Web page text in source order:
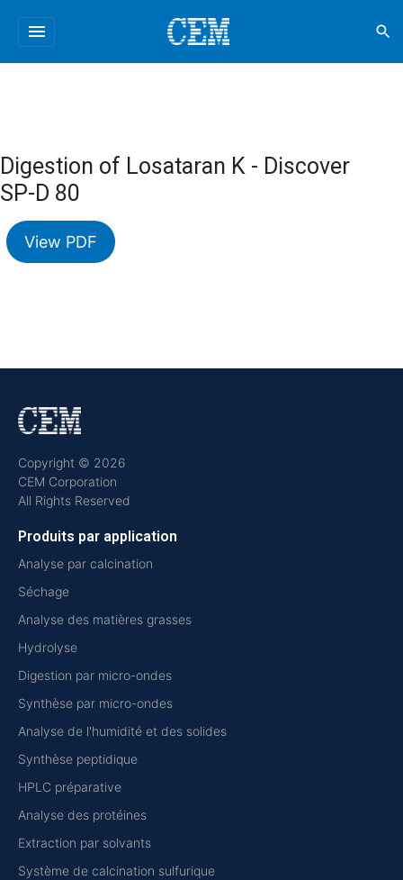
menu search
Digestion of Losataran K - Discover
SP-D 80
View PDF
Copyright © 2026
CEM Corporation
All Rights Reserved
Produits par application
Analyse par calcination
Séchage
Analyse des matières grasses
Hydrolyse
Digestion par micro-ondes
Synthèse par micro-ondes
Analyse de l'humidité et des solides
Synthèse peptidique
HPLC préparative
Analyse des protéines
Extraction par solvants
Système de calcination sulfurique